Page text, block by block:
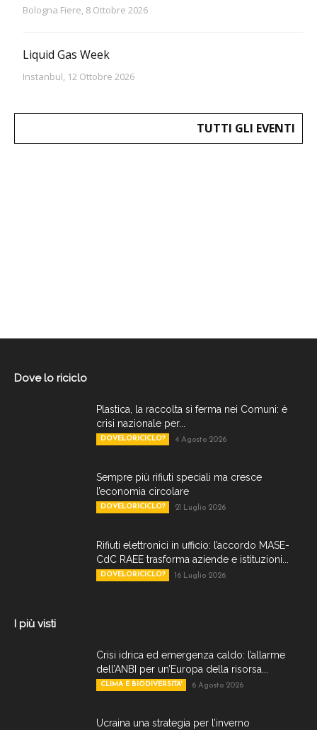
Bologna Fiere, 8 Ottobre 2026
Liquid Gas Week
Instanbul, 12 Ottobre 2026
TUTTI GLI EVENTI
Dove lo riciclo
Plastica, la raccolta si ferma nei Comuni: è
crisi nazionale per...
DOVELORICICLO? 4 Agosto 2026
Sempre più rifiuti speciali ma cresce
l’economia circolare
DOVELORICICLO? 21 Luglio 2026
Rifiuti elettronici in ufficio: l’accordo MASE-
CdC RAEE trasforma aziende e istituzioni...
DOVELORICICLO? 16 Luglio 2026
I più visti
Crisi idrica ed emergenza caldo: l’allarme
dell’ANBI per un’Europa della risorsa...
CLIMA E BIODIVERSITA' 6 Agosto 2026
Ucraina una strategia per l’inverno